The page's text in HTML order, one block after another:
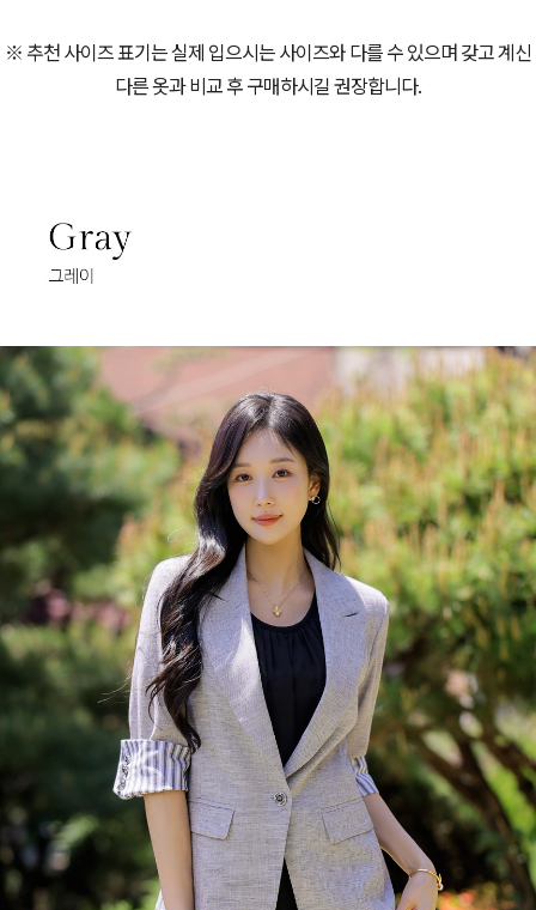
※ 추천 사이즈 표기는 실제 입으시는 사이즈와 다를 수 있으며 갖고 계신
다른 옷과 비교 후 구매하시길 권장합니다.